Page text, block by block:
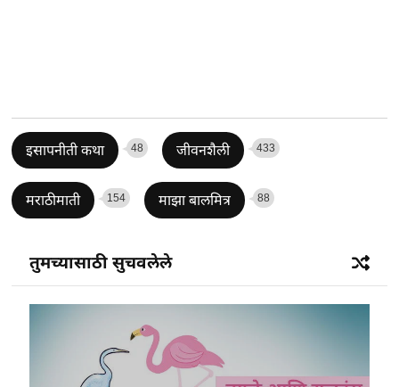
इसापनीती कथा 48 जीवनशैली 433
मराठीमाती 154 माझा बालमित्र 88
तुमच्यासाठी सुचवलेले